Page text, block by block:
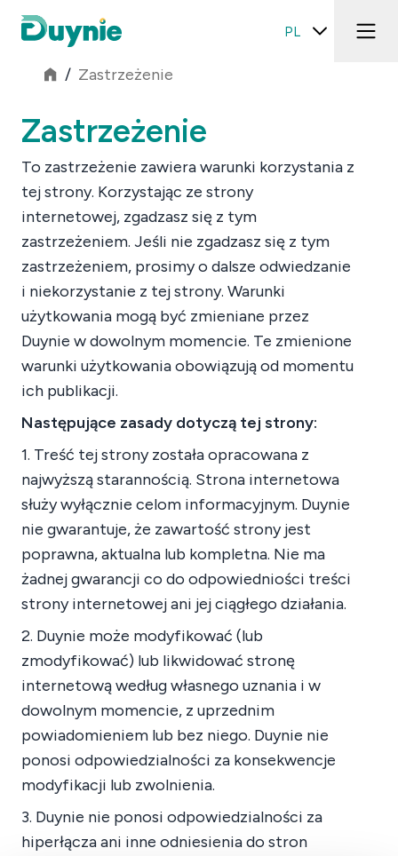
PL
/ Zastrzeżenie
Zastrzeżenie
To zastrzeżenie zawiera warunki korzystania z
tej strony. Korzystając ze strony
internetowej, zgadzasz się z tym
zastrzeżeniem. Jeśli nie zgadzasz się z tym
zastrzeżeniem, prosimy o dalsze odwiedzanie
i niekorzystanie z tej strony. Warunki
użytkowania mogą być zmieniane przez
Duynie w dowolnym momencie. Te zmienione
warunki użytkowania obowiązują od momentu
ich publikacji.
Następujące zasady dotyczą tej strony:
1. Treść tej strony została opracowana z
najwyższą starannością. Strona internetowa
służy wyłącznie celom informacyjnym. Duynie
nie gwarantuje, że zawartość strony jest
poprawna, aktualna lub kompletna. Nie ma
żadnej gwarancji co do odpowiedniości treści
strony internetowej ani jej ciągłego działania.
2. Duynie może modyfikować (lub
zmodyfikować) lub likwidować stronę
internetową według własnego uznania i w
dowolnym momencie, z uprzednim
powiadomieniem lub bez niego. Duynie nie
ponosi odpowiedzialności za konsekwencje
modyfikacji lub zwolnienia.
3. Duynie nie ponosi odpowiedzialności za
hiperłącza ani inne odniesienia do stron